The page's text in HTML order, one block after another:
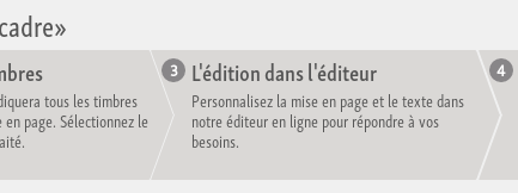
tous les timbres
page. Sélectionnez le
L'édition dans l'éditeur
Personnalisez la mise en page et le texte dans
notre éditeur en ligne pour répondre à vos
besoins.